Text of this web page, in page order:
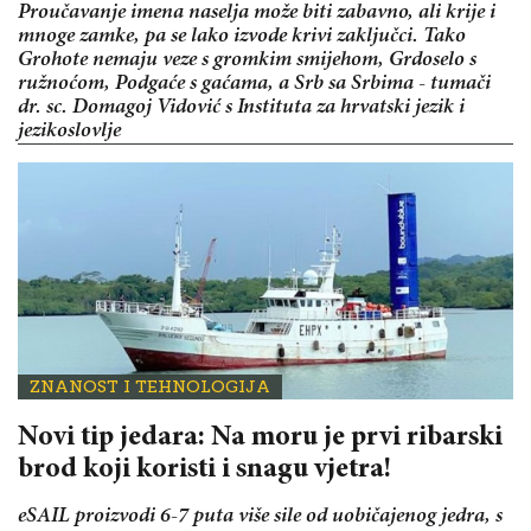
Proučavanje imena naselja može biti zabavno, ali krije i
mnoge zamke, pa se lako izvode krivi zaključci. Tako
Grohote nemaju veze s gromkim smijehom, Grdoselo s
ružnoćom, Podgaće s gaćama, a Srb sa Srbima - tumači
dr. sc. Domagoj Vidović s Instituta za hrvatski jezik i
jezikoslovlje
ZNANOST I TEHNOLOGIJA
Novi tip jedara: Na moru je prvi ribarski
brod koji koristi i snagu vjetra!
eSAIL proizvodi 6-7 puta više sile od uobičajenog jedra, s